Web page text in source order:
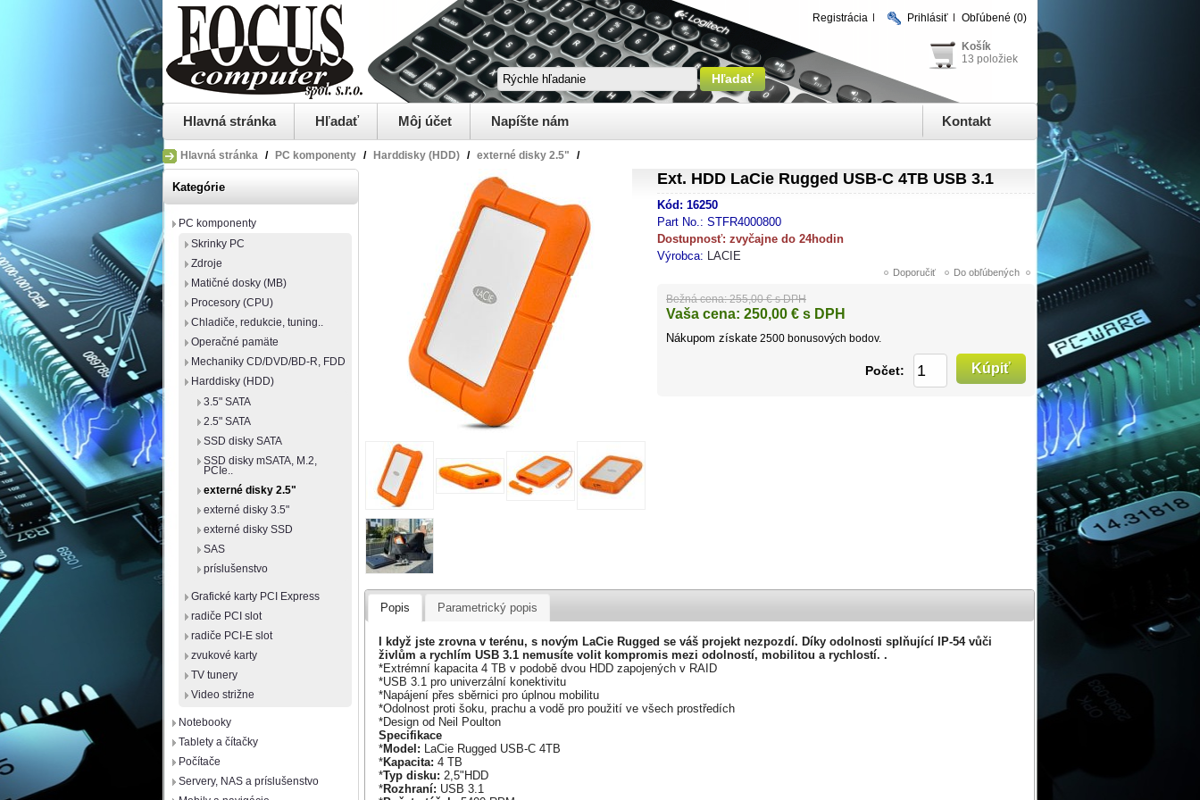
Registrácia Prihlásiť Obľúbené (0)
Košík
13 položiek
Hlavná stránka Hľadať Môj účet Napíšte nám Kontakt
Hlavná stránka / PC komponenty / Harddisky (HDD) / externé disky 2.5" /
Kategórie
PC komponenty
Skrinky PC
Zdroje
Matičné dosky (MB)
Procesory (CPU)
Chladiče, redukcie, tuning..
Operačné pamäte
Mechaniky CD/DVD/BD-R, FDD
Harddisky (HDD)
3.5" SATA
2.5" SATA
SSD disky SATA
SSD disky mSATA, M.2,
PCIe..
externé disky 2.5"
externé disky 3.5"
externé disky SSD
SAS
príslušenstvo
Grafické karty PCI Express
radiče PCI slot
radiče PCI-E slot
zvukové karty
TV tunery
Video strižne
Notebooky
Tablety a čítačky
Počítače
Servery, NAS a príslušenstvo
Ext. HDD LaCie Rugged USB-C 4TB USB 3.1
Kód: 16250
Part No.: STFR4000800
Dostupnosť: zvyčajne do 24hodin
Výrobca:
LACIE
Bežná cena: 255,00 € s DPH
Vaša cena: 250,00 € s DPH
Nákupom získate 2500 bonusových bodov.
Počet:
Popis Parametrický popis
I když jste zrovna v terénu, s novým LaCie Rugged se váš projekt nezpozdí. Díky odolnosti splňující IP-54 vůči
živlům a rychlím USB 3.1 nemusíte volit kompromis mezi odolností, mobilitou a rychlostí. .
*Extrémní kapacita 4 TB v podobě dvou HDD zapojených v RAID
*USB 3.1 pro univerzální konektivitu
*Napájení přes sběrnici pro úplnou mobilitu
*Odolnost proti šoku, prachu a vodě pro použití ve všech prostředích
*Design od Neil Poulton
Specifikace
*Model: LaCie Rugged USB-C 4TB
*Kapacita: 4 TB
*Typ disku: 2,5"HDD
*Rozhraní: USB 3.1